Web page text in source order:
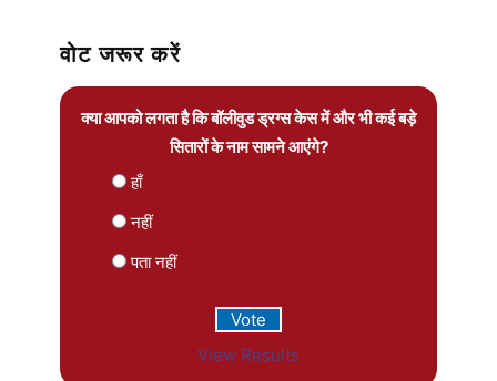
वोट जरूर करें
क्या आपको लगता है कि बॉलीवुड ड्रग्स केस में और भी कई बड़े
सितारों के नाम सामने आएंगे?
हाँ
नहीं
पता नहीं
View Results